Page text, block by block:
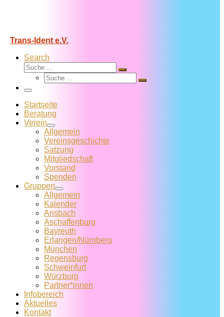
Trans-Ident e.V.
Search
Suche
Suche
Suche
Suche
Menü
Startseite
Beratung
Verein
Allgemein
Vereins­geschichte
Satzung
Mitglied­schaft
Vorstand
Spenden
Gruppen
Allgemein
Kalender
Ansbach
Aschaffenburg
Bayreuth
Erlangen/Nürnberg
München
Regensburg
Schweinfurt
Würzburg
Partner*innen
Infobereich
Aktuelles
Kontakt